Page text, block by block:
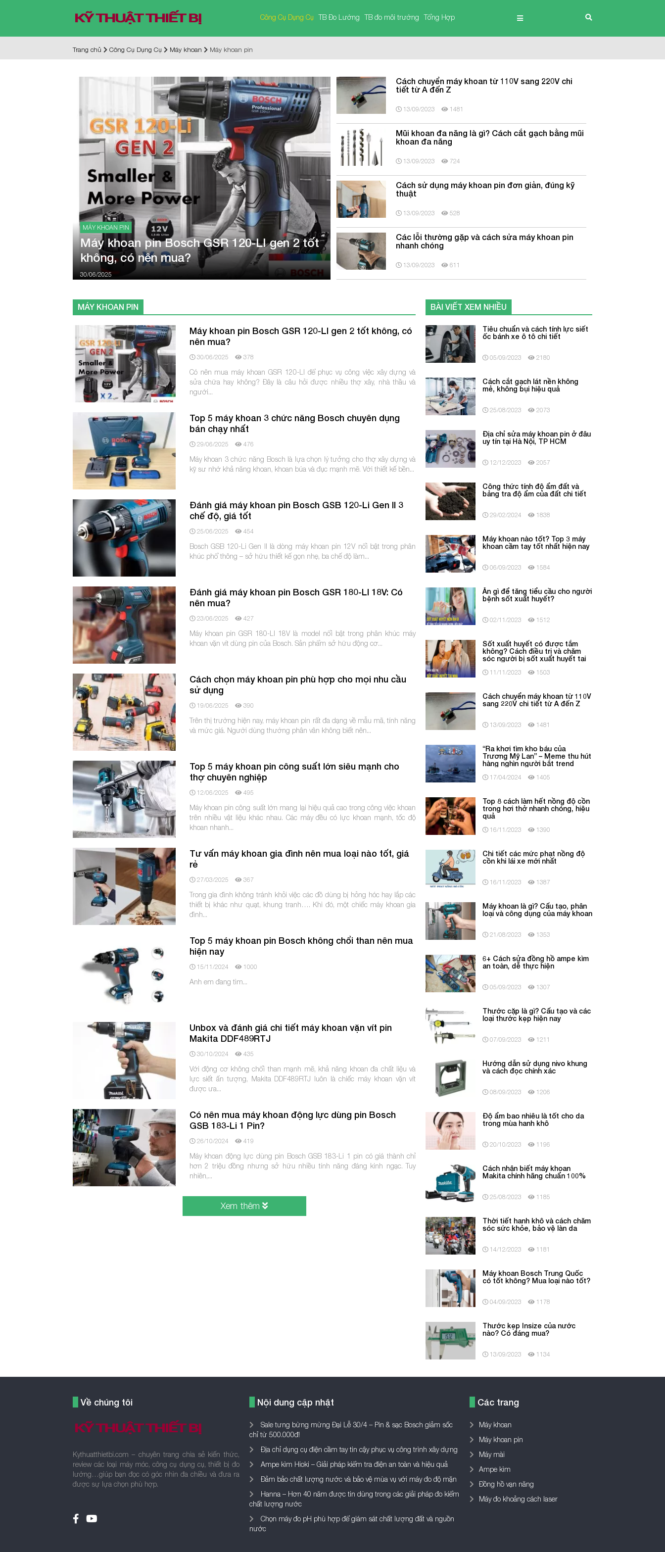
Công Cụ Dụng Cụ TB Đo Lường TB đo môi trường Tổng Hợp
Trang chủ Công Cụ Dụng Cụ Máy khoan Máy khoan pin
MÁY KHOAN PIN
Máy khoan pin Bosch GSR 120-LI gen 2 tốt
không, có nên mua?
30/06/2025
Cách chuyển máy khoan từ 110V sang 220V chi
tiết từ A đến Z
13/09/2023 1481
Mũi khoan đa năng là gì? Cách cắt gạch bằng mũi
khoan đa năng
13/09/2023 724
Cách sử dụng máy khoan pin đơn giản, đúng kỹ
thuật
13/09/2023 528
Các lỗi thường gặp và cách sửa máy khoan pin
nhanh chóng
13/09/2023 611
MÁY KHOAN PIN
Máy khoan pin Bosch GSR 120-LI gen 2 tốt không, có
nên mua?
30/06/2025 378
Có nên mua máy khoan GSR 120-LI để phục vụ công việc xây dựng và
sửa chữa hay không? Đây là câu hỏi được nhiều thợ xây, nhà thầu và
người...
Top 5 máy khoan 3 chức năng Bosch chuyên dụng
bán chạy nhất
29/06/2025 476
Máy khoan 3 chức năng Bosch là lựa chọn lý tưởng cho thợ xây dựng và
kỹ sư nhờ khả năng khoan, khoan búa và đục mạnh mẽ. Với thiết kế bền...
Đánh giá máy khoan pin Bosch GSB 120-Li Gen II 3
chế độ, giá tốt
25/06/2025 454
Bosch GSB 120-Li Gen II là dòng máy khoan pin 12V nổi bật trong phân
khúc phổ thông – sở hữu thiết kế gọn nhẹ, ba chế độ làm...
Đánh giá máy khoan pin Bosch GSR 180-LI 18V: Có
nên mua?
23/06/2025 427
Máy khoan pin GSR 180-LI 18V là model nổi bật trong phân khúc máy
khoan vặn vít dùng pin của Bosch. Sản phẩm sở hữu động cơ...
Cách chọn máy khoan pin phù hợp cho mọi nhu cầu
sử dụng
19/06/2025 390
Trên thị trường hiện nay, máy khoan pin rất đa dạng về mẫu mã, tính năng
và mức giá. Người dùng thường phân vân không biết nên...
Top 5 máy khoan pin công suất lớn siêu mạnh cho
thợ chuyên nghiệp
12/06/2025 495
Máy khoan pin công suất lớn mang lại hiệu quả cao trong công việc khoan
trên nhiều vật liệu khác nhau. Các máy đều có lực khoan mạnh, tốc độ
khoan nhanh...
Tư vấn máy khoan gia đình nên mua loại nào tốt, giá
rẻ
27/03/2025 367
Trong gia đình không tránh khỏi việc các đồ dùng bị hỏng hóc hay lắp các
thiết bị khác như quạt, khung tranh…. Khi đó, một chiếc máy khoan gia
đình...
Top 5 máy khoan pin Bosch không chổi than nên mua
hiện nay
15/11/2024 1000
Anh em đang tìm...
Unbox và đánh giá chi tiết máy khoan vặn vít pin
Makita DDF489RTJ
30/10/2024 435
Với động cơ không chổi than mạnh mẽ, khả năng khoan đa chất liệu và
lực siết ấn tượng, Makita DDF489RTJ luôn là chiếc máy khoan vặn vít
được ưa...
Có nên mua máy khoan động lực dùng pin Bosch
GSB 183-Li 1 Pin?
26/10/2024 419
Máy khoan động lực dùng pin Bosch GSB 183-Li 1 pin có giá thành chỉ
hơn 2 triệu đồng nhưng sở hữu nhiều tính năng đáng kinh ngạc. Tuy
nhiên,...
Xem thêm
BÀI VIẾT XEM NHIỀU
Tiêu chuẩn và cách tính lực siết
ốc bánh xe ô tô chi tiết
05/09/2023 2180
Cách cắt gạch lát nền không
mẻ, không bụi hiệu quả
25/08/2023 2073
Địa chỉ sửa máy khoan pin ở đâu
uy tín tại Hà Nội, TP HCM
12/12/2023 2057
Công thức tính độ ẩm đất và
bảng tra độ ẩm của đất chi tiết
29/02/2024 1838
Máy khoan nào tốt? Top 3 máy
khoan cầm tay tốt nhất hiện nay
06/09/2023 1584
Ăn gì để tăng tiểu cầu cho người
bệnh sốt xuất huyết?
02/11/2023 1512
Sốt xuất huyết có được tắm
không? Cách điều trị và chăm
sóc người bị sốt xuất huyết tại
11/11/2023 1503
Cách chuyển máy khoan từ 110V
sang 220V chi tiết từ A đến Z
13/09/2023 1481
“Ra khơi tìm kho báu của
Trương Mỹ Lan” – Meme thu hút
hàng nghìn người bắt trend
17/04/2024 1405
Top 8 cách làm hết nồng độ cồn
trong hơi thở nhanh chóng, hiệu
quả
16/11/2023 1390
Chi tiết các mức phạt nồng độ
cồn khi lái xe mới nhất
16/11/2023 1387
Máy khoan là gì? Cấu tạo, phân
loại và công dụng của máy khoan
21/08/2023 1353
6+ Cách sửa đồng hồ ampe kìm
an toàn, dễ thực hiện
05/09/2023 1307
Thước cặp là gì? Cấu tạo và các
loại thước kẹp hiện nay
07/09/2023 1211
Hướng dẫn sử dụng nivo khung
và cách đọc chính xác
08/09/2023 1206
Độ ẩm bao nhiêu là tốt cho da
trong mùa hanh khô
20/10/2023 1196
Cách nhận biết máy khoan
Makita chính hãng chuẩn 100%
25/08/2023 1185
Thời tiết hanh khô và cách chăm
sóc sức khỏe, bảo vệ làn da
14/12/2023 1181
Máy khoan Bosch Trung Quốc
có tốt không? Mua loại nào tốt?
04/09/2023 1178
Thước kẹp Insize của nước
nào? Có đáng mua?
13/09/2023 1134
Nội dung cập nhật
Sale tưng bừng mừng Đại Lễ 30/4 – Pin & sạc Bosch giảm sốc
chỉ từ 500.000đ!
Địa chỉ dụng cụ điện cầm tay tin cậy phục vụ công trình xây dựng
Ampe kìm Hioki – Giải pháp kiểm tra điện an toàn và hiệu quả
Đảm bảo chất lượng nước và bảo vệ mùa vụ với máy đo độ mặn
Hanna – Hơn 40 năm được tin dùng trong các giải pháp đo kiểm
chất lượng nước
Chọn máy đo pH phù hợp để giám sát chất lượng đất và nguồn
nước
Các trang
Máy khoan
Máy khoan pin
Máy mài
Ampe kìm
Đồng hồ vạn năng
Máy đo khoảng cách laser
Về chúng tôi
Kythuatthietbi.com – chuyên trang chia sẻ kiến thức,
review các loại máy móc, công cụ dụng cụ, thiết bị đo
lường…giúp bạn đọc có góc nhìn đa chiều và đưa ra
được sự lựa chọn phù hợp.